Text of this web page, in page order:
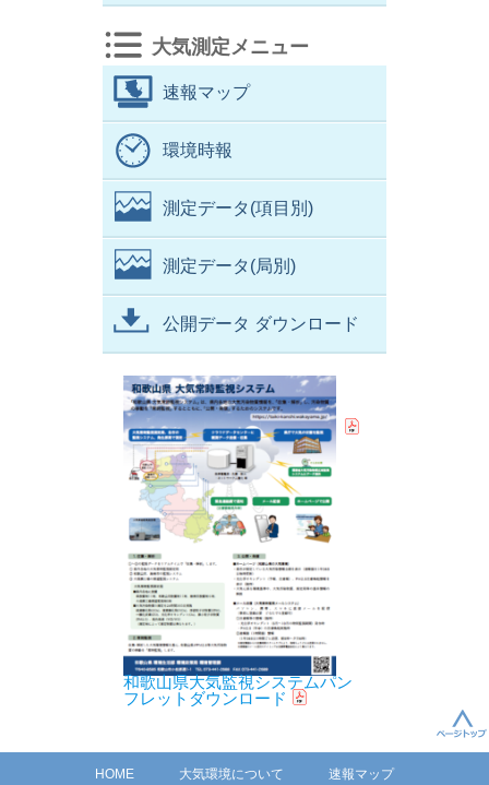
大気測定メニュー
速報マップ
環境時報
測定データ(項目別)
測定データ(局別)
公開データ ダウンロード
和歌山県大気監視システムパン
フレットダウンロード
HOME 大気環境について 速報マップ